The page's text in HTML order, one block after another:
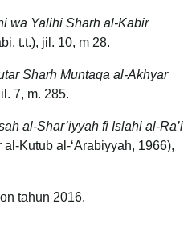
wa Yalihi Sharh al-Kabir
t.t.), jil. 10, m 28.
Sharh Muntaqa al-Akhyar
7, m. 285.
al-Shar’iyyah fi Islahi al-Ra’i
al-Kutub al-‘Arabiyyah, 1966),
tahun 2016.